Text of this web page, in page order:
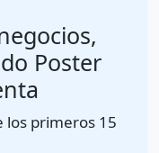
Poster
los primeros 15